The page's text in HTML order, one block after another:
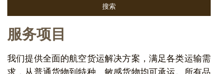
服务项目
我们提供全面的航空货运解决方案，满足各类运输需